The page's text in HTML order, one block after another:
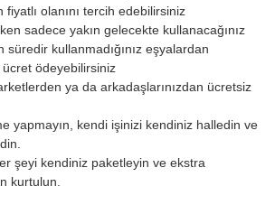
fiyatlı olanını tercih edebilirsiniz
sadece yakın gelecekte kullanacağınız
süredir kullanmadığınız eşyalardan
ödeyebilirsiniz
ya da arkadaşlarınızdan ücretsiz
yapmayın, kendi işinizi kendiniz halledin ve
şeyi kendiniz paketleyin ve ekstra
kurtulun.